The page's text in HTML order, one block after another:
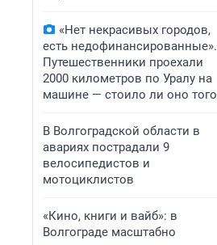
«Нет некрасивых городов,
есть недофинансированные».
Путешественники проехали
2000 километров по Уралу на
машине — стоило ли оно того
В Волгоградской области в
авариях пострадали 9
велосипедистов и
мотоциклистов
«Кино, книги и вайб»: в
Волгограде масштабно